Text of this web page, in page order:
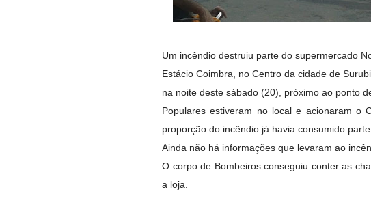
Um incêndio destruiu parte do supermercado
Estácio Coimbra, no Centro da cidade de
na noite deste sábado (20), próximo ao ponto
Populares estiveram no local e acionaram o
proporção do incêndio já havia consumido parte
Ainda não há informações que levaram ao
O corpo de Bombeiros conseguiu conter as
a loja.